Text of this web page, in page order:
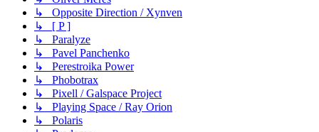
↳ Opposite Direction / Xynven
↳ [ P ]
↳ Paralyze
↳ Pavel Panchenko
↳ Perestroika Power
↳ Phobotrax
↳ Pixell / Galspace Project
↳ Playing Space / Ray Orion
↳ Polaris